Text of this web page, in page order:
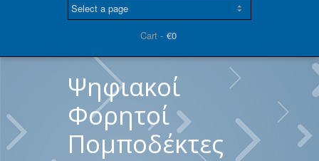
Cart - €0
Ψηφιακοί
Φορητοί
Πομποδέκτες